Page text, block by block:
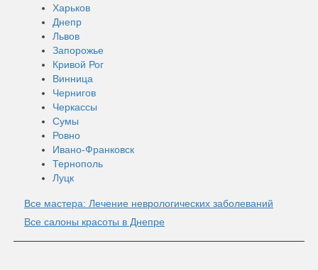
Харьков
Днепр
Львов
Запорожье
Кривой Рог
Винница
Чернигов
Черкассы
Сумы
Ровно
Ивано-Франковск
Тернополь
Луцк
Все мастера: Лечение неврологических заболеваний
Все салоны красоты в Днепре